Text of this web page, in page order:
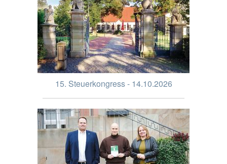
15. Steuerkongress - 14.10.2026